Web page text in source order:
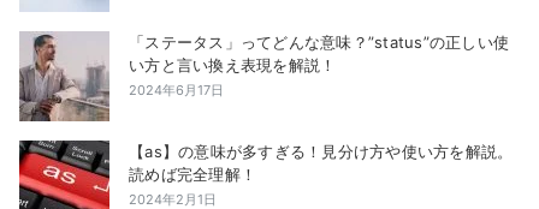
「ステータス」ってどんな意味？”status”の正しい使
い方と言い換え表現を解説！
2024年6月17日
【as】の意味が多すぎる！見分け方や使い方を解説。
読めば完全理解！
2024年2月1日